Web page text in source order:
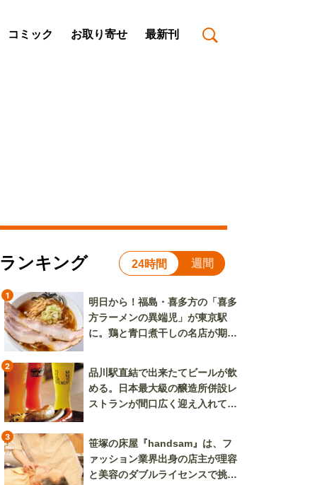
コミック お取り寄せ 最新刊
ランキング 24時間 週間
1
明日から！福島・喜多方の「喜多
方ラーメンの異端児」が東京駅
に。鶏と青口煮干しの名店が期間
2
品川駅直結で出来たてビールが飲
める。日本最大級の醸造所併設レ
ストランが間口広く迎え入れてく
3
笹塚の床屋『handsam』は、フ
ァッション業界出身の店主が理容
と美容のダブルライセンスで挑む